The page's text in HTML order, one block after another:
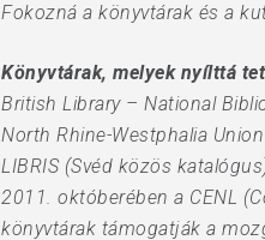
Fokozná a könyvtárak és a
Könyvtárak, melyek nyílttá
British Library – National
North Rhine-Westphalia
LIBRIS (Svéd közös
2011. októberében a CENL
könyvtárak támogatják a